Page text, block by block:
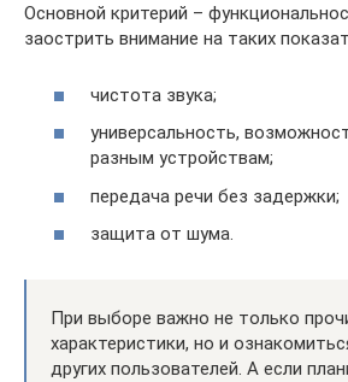
Основной критерий –
заострить внимание на таких
чистота звука;
универсальность,
разным устройствам;
передача речи без задержки;
защита от шума.
При выборе важно не только
характеристики, но и
других пользователей. А если